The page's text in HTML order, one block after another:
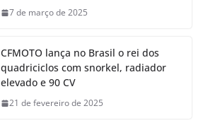
7 de março de 2025
CFMOTO lança no Brasil o rei dos
quadriciclos com snorkel, radiador
elevado e 90 CV
21 de fevereiro de 2025